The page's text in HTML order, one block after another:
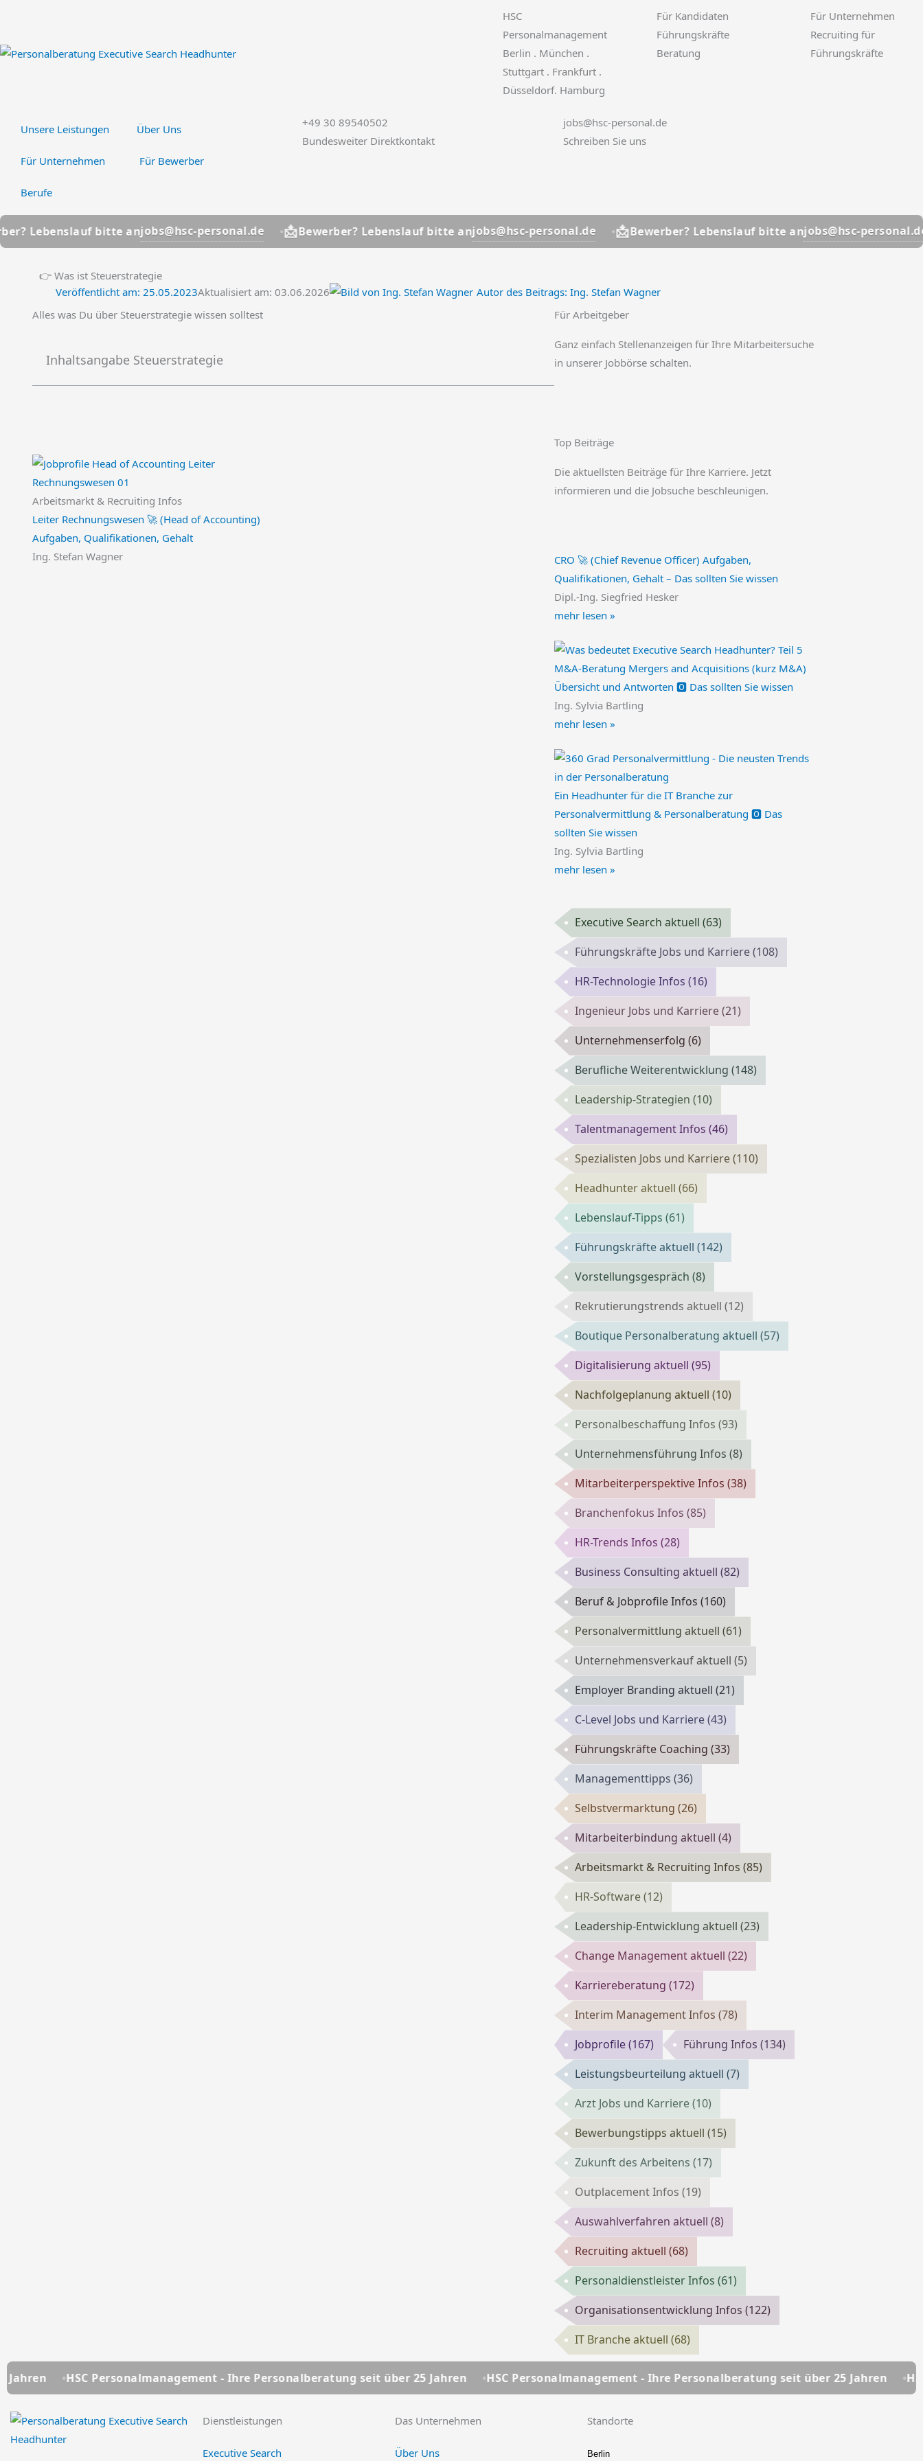
springen
HSC
Personalmanagement
Berlin . München .
Stuttgart . Frankfurt .
Düsseldorf. Hamburg
Für Kandidaten
Führungskräfte
Beratung
Für Unternehmen
Recruiting für
Führungskräfte
Unsere Leistungen Über Uns
Für Unternehmen Für Bewerber
Berufe
+49 30 89540502
Bundesweiter Direktkontakt
jobs@hsc-personal.de
Schreiben Sie uns
bitte anjobs@hsc-personal.de 📩Bewerber? Lebenslauf bitte anjobs@hsc-personal.de 📩Bewerber? Lebenslauf bitte anjobs@hsc-personal.de 📩
👉 Was ist Steuerstrategie
Veröffentlicht am: 25.05.2023Aktualisiert am: 03.06.2026 Autor des Beitrags: Ing. Stefan Wagner
Alles was Du über Steuerstrategie wissen solltest
Inhaltsangabe Steuerstrategie
Arbeitsmarkt & Recruiting Infos
Leiter Rechnungswesen 🚀 (Head of Accounting)
Aufgaben, Qualifikationen, Gehalt
Ing. Stefan Wagner
Für Arbeitgeber
Ganz einfach Stellenanzeigen für Ihre Mitarbeitersuche
in unserer Jobbörse schalten.
Top Beiträge
Die aktuellsten Beiträge für Ihre Karriere. Jetzt
informieren und die Jobsuche beschleunigen.
CRO 🚀 (Chief Revenue Officer) Aufgaben,
Qualifikationen, Gehalt – Das sollten Sie wissen
Dipl.-Ing. Siegfried Hesker
mehr lesen »
M&A-Beratung Mergers and Acquisitions (kurz M&A)
Übersicht und Antworten 🅾️ Das sollten Sie wissen
Ing. Sylvia Bartling
mehr lesen »
Ein Headhunter für die IT Branche zur
Personalvermittlung & Personalberatung 🅾️ Das
sollten Sie wissen
Ing. Sylvia Bartling
mehr lesen »
Executive Search aktuell (63)
Führungskräfte Jobs und Karriere(108)
HR-Technologie Infos (16)
Ingenieur Jobs und Karriere(21)
Unternehmenserfolg (6)
Berufliche Weiterentwicklung (148)
Leadership-Strategien (10)
Talentmanagement Infos (46)
Spezialisten Jobs und Karriere(110)
Headhunter aktuell (66)
Lebenslauf-Tipps (61)
Führungskräfte aktuell (142)
Vorstellungsgespräch (8)
Rekrutierungstrends aktuell (12)
Boutique Personalberatung aktuell (57)
Digitalisierung aktuell (95)
Nachfolgeplanung aktuell (10)
Personalbeschaffung Infos (93)
Unternehmensführung Infos (8)
Mitarbeiterperspektive Infos (38)
Branchenfokus Infos (85)
HR-Trends Infos (28)
Business Consulting aktuell (82)
Beruf & Jobprofile Infos (160)
Personalvermittlung aktuell (61)
Unternehmensverkauf aktuell (5)
Employer Branding aktuell (21)
C-Level Jobs und Karriere(43)
Führungskräfte Coaching (33)
Managementtipps (36)
Selbstvermarktung (26)
Mitarbeiterbindung aktuell (4)
Arbeitsmarkt & Recruiting Infos (85)
HR-Software(12)
Leadership-Entwicklung aktuell (23)
Change Management aktuell (22)
Karriereberatung (172)
Interim Management Infos (78)
Jobprofile(167) Führung Infos (134)
Leistungsbeurteilung aktuell (7)
Arzt Jobs und Karriere(10)
Bewerbungstipps aktuell (15)
Zukunft des Arbeitens (17)
Outplacement Infos (19)
Auswahlverfahren aktuell (8)
Recruiting aktuell (68)
Personaldienstleister Infos (61)
Organisationsentwicklung Infos (122)
IT Branche aktuell (68)
Personalmanagement - Ihre Personalberatung seit über 25 Jahren HSC Personalmanagement - Ihre Personalberatung seit über 25 Jahren HSC
Dienstleistungen
Executive Search
Das Unternehmen
Über Uns
Standorte
Berlin